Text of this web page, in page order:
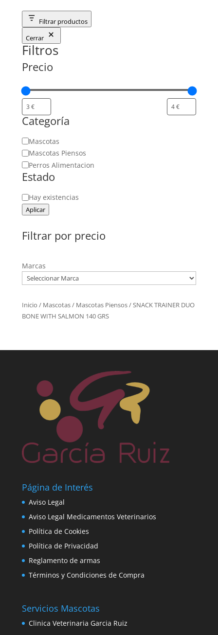
Filtrar productos
Cerrar
Filtros
Precio
Categoría
Categoría
Mascotas
Mascotas Piensos
Perros Alimentacion
Estado
Estado
Hay existencias
Aplicar
Filtrar por precio
Marcas
Inicio / Mascotas/ Mascotas Piensos/ SNACK TRAINER DUO
BONE WITH SALMON 140 GRS
Página de Interés
Aviso Legal
Aviso Legal Medicamentos Veterinarios
Política de Cookies
Política de Privacidad
Reglamento de armas
Términos y Condiciones de Compra
Servicios Mascotas
Clinica Veterinaria Garcia Ruiz